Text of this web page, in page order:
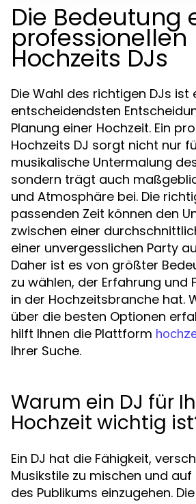
Die Bedeutung
professionellen
Hochzeits DJs
Die Wahl des richtigen DJs ist
entscheidendsten
Planung einer Hochzeit. Ein
Hochzeits DJ sorgt nicht nur
musikalische Untermalung
sondern trägt auch
und Atmosphäre bei. Die
passenden Zeit können den
zwischen einer
einer unvergesslichen Party
Daher ist es von größter
zu wählen, der Erfahrung und
in der Hochzeitsbranche hat.
über die besten Optionen
hilft Ihnen die Plattform
Ihrer Suche.
Warum ein DJ für
Hochzeit wichtig
Ein DJ hat die Fähigkeit,
Musikstile zu mischen und
des Publikums einzugehen.